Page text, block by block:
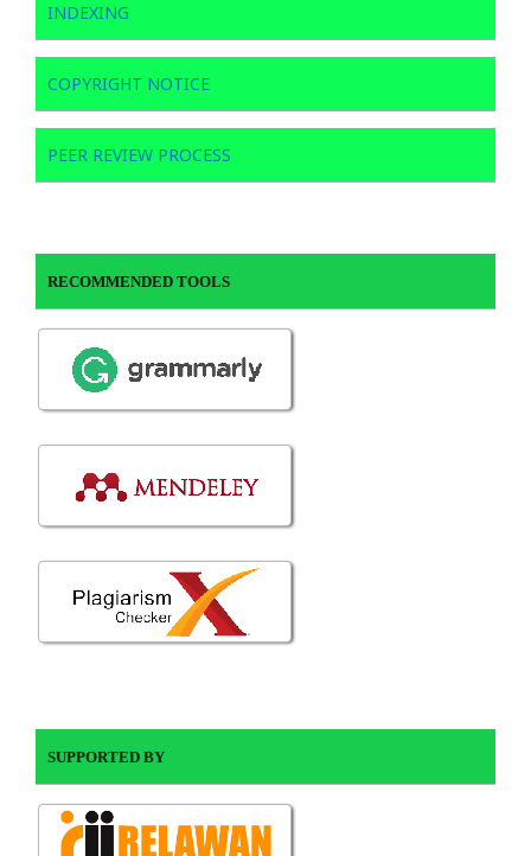
INDEXING
COPYRIGHT NOTICE
PEER REVIEW PROCESS
RECOMMENDED TOOLS
SUPPORTED BY